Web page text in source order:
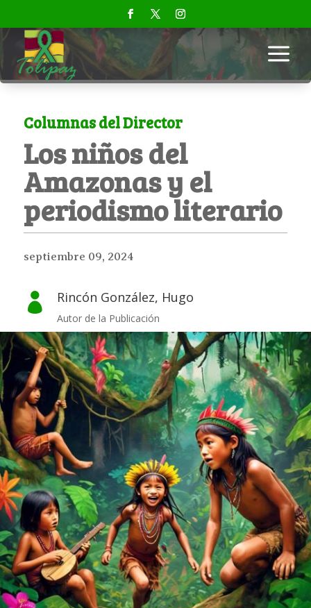
a
Columnas del Director
Los niños del
Amazonas y el
periodismo literario
septiembre 09, 2024
 Rincón González, Hugo
Autor de la Publicación